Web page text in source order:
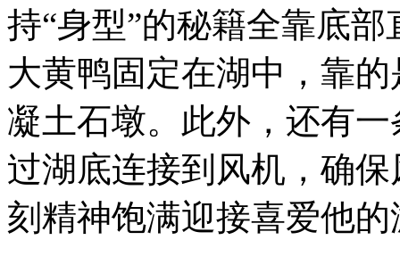
持“身型”的秘籍全靠底
大黄鸭固定在湖中，靠
凝土石墩。此外，还有
过湖底连接到风机，确
刻精神饱满迎接喜爱他